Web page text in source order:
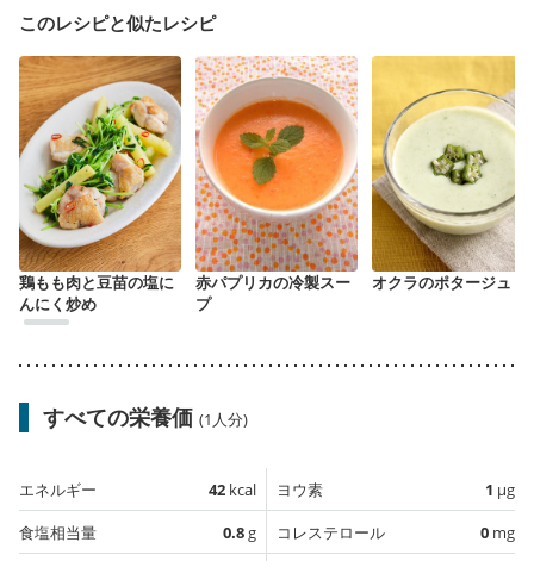
このレシピと似たレシピ
鶏もも肉と豆苗の塩に
んにく炒め
赤パプリカの冷製スー
プ
オクラのポタージュ
すべての栄養価 (1人分)
エネルギー 42 kcal
食塩相当量
0.8g
ヨウ素 1 µg
コレステロール
0 mg